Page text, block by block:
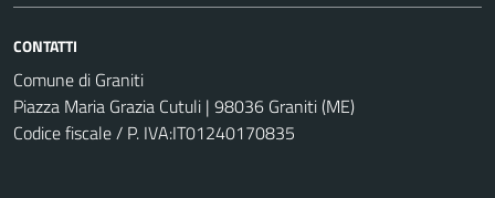
CONTATTI
Comune di Graniti
Piazza Maria Grazia Cutuli | 98036 Graniti (ME)
Codice fiscale / P. IVA:IT01240170835